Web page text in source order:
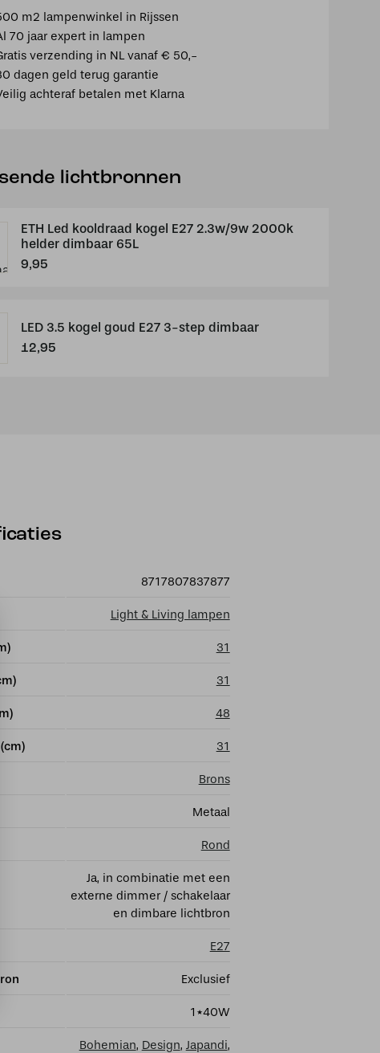
m2 lampenwinkel in Rijssen
70 jaar expert in lampen
verzending in NL vanaf € 50,-
dagen geld terug garantie
achteraf betalen met Klarna
lichtbronnen
ETH Led kooldraad kogel E27 2.3w/9w 2000k
helder dimbaar 65L
9,95
LED 3.5 kogel goud E27 3-step dimbaar
12,95
8717807837877
Light & Living lampen
31
31
48
31
Brons
Metaal
Rond
Ja, in combinatie met een
externe dimmer / schakelaar
en dimbare lichtbron
E27
Exclusief
1*40W
Bohemian, Design, Japandi,